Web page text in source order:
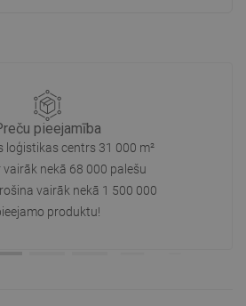
pieejamība
loģistikas centrs 31 000 m²
nekā 68 000 palešu
vairāk nekā 1 500 000
produktu!